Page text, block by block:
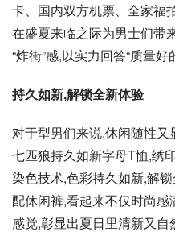
卡、国内双方机票、全家福
在盛夏来临之际为男士们带
“炸街”感,以实力回答“质量好
持久如新,解锁全新体验
对于型男们来说,休闲随性
七匹狼持久如新字母T恤,绣
染色技术,色彩持久如新,解
配休闲裤,看起来不仅时尚
感觉,彰显出夏日里清新又自